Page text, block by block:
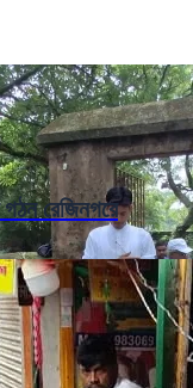
গঠন রেজিনগরে